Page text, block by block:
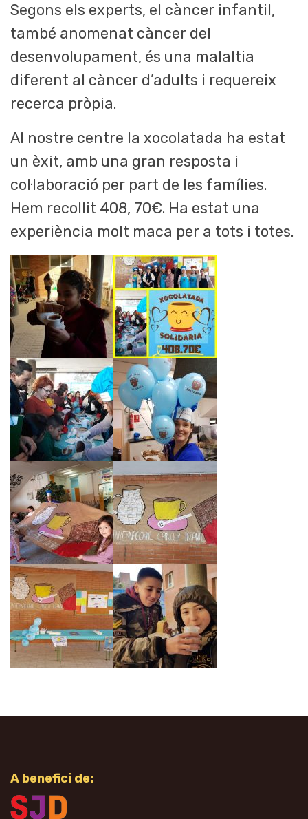
Segons els experts, el càncer infantil,
també anomenat càncer del
desenvolupament, és una malaltia
diferent al càncer d’adults i requereix
recerca pròpia.
Al nostre centre la xocolatada ha estat
un èxit, amb una gran resposta i
col·laboració per part de les famílies.
Hem recollit 408, 70€. Ha estat una
experiència molt maca per a tots i totes.
A benefici de: